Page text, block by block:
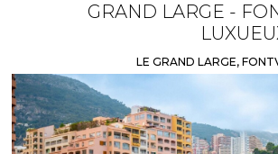
GRAND LARGE -
LE GRAND LARGE,